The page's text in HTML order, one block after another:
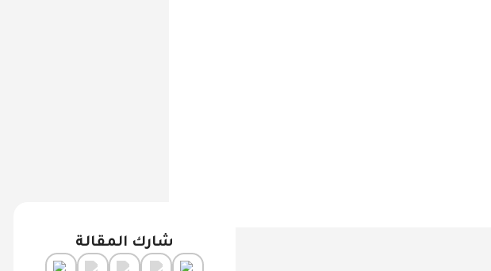
شارك المقالة